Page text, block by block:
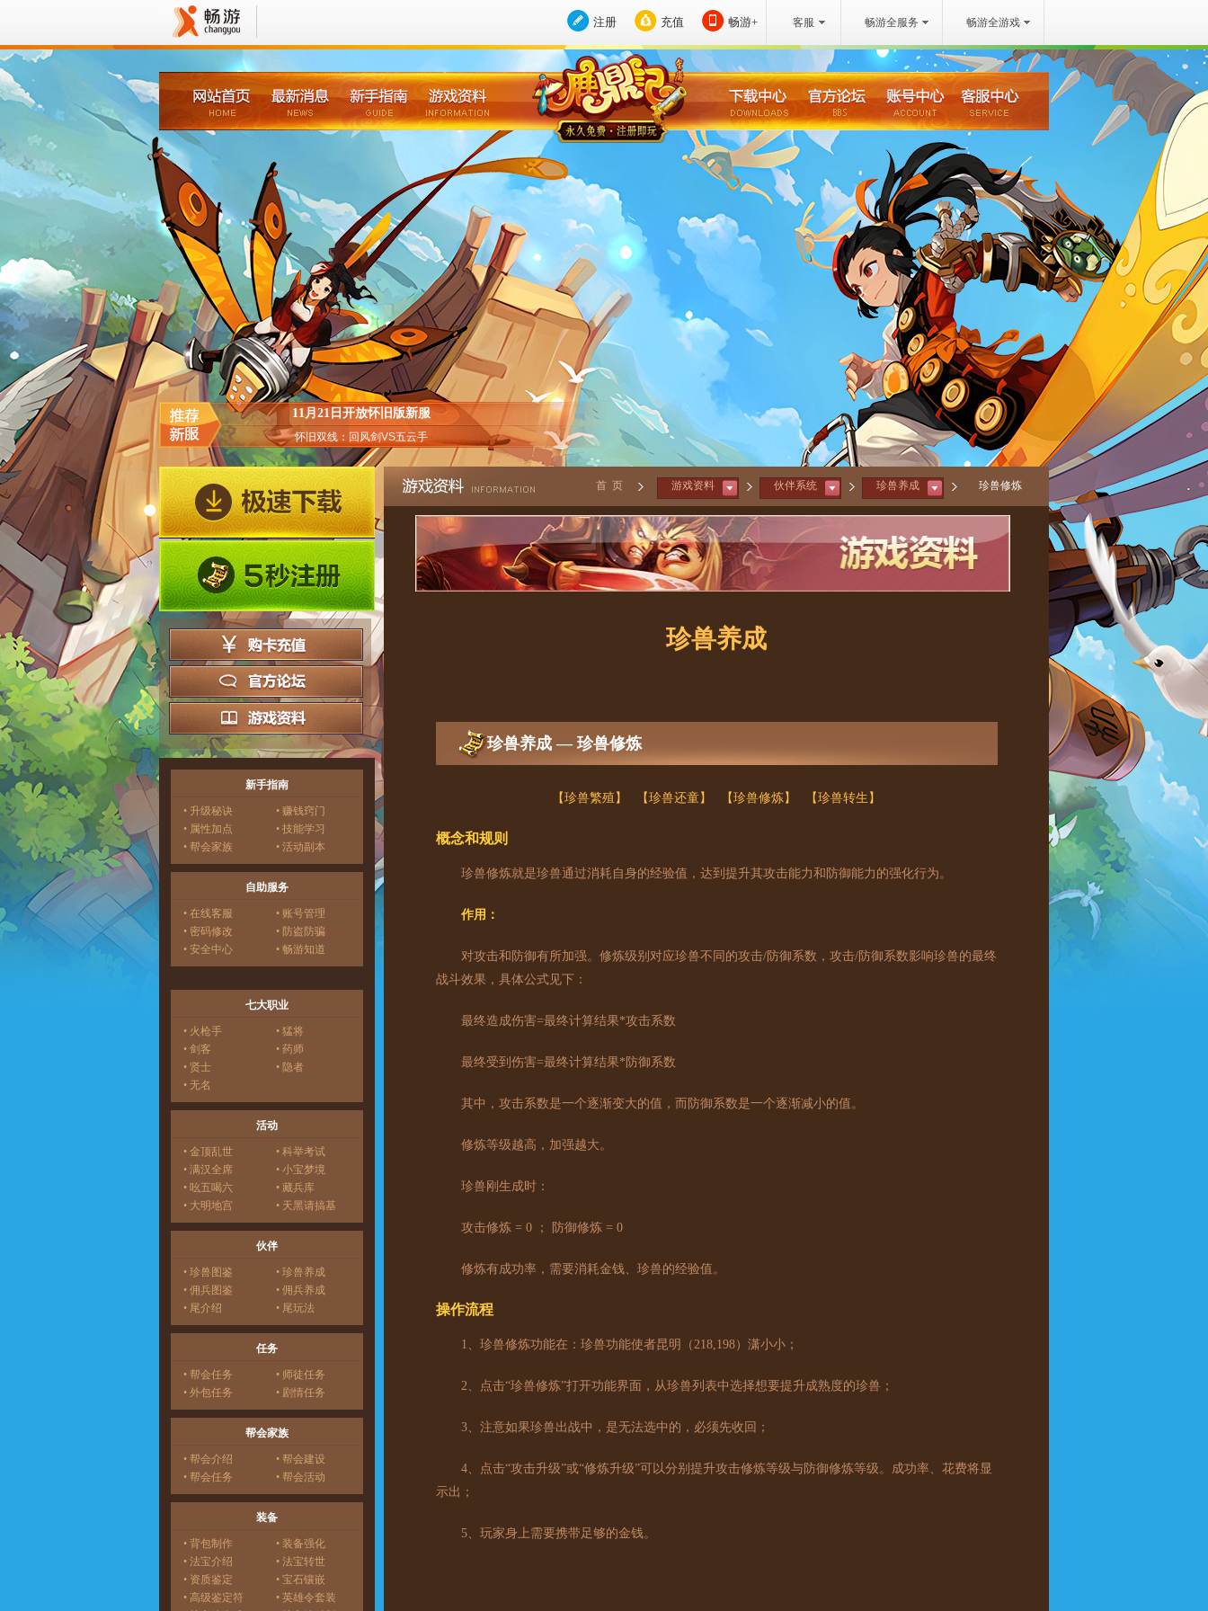
注册 充值 畅游+ 客服 畅游全服务 畅游全游戏
11月21日开放怀旧版新服
怀旧双线：回风剑VS五云手
新手指南
• 升级秘诀
• 赚钱窍门
• 属性加点
• 技能学习
• 帮会家族
• 活动副本
自助服务
• 在线客服
• 账号管理
• 密码修改
• 防盗防骗
• 安全中心
• 畅游知道
七大职业
• 火枪手
• 猛将
• 剑客
• 药师
• 贤士
• 隐者
• 无名
活动
• 金顶乱世
• 科举考试
• 满汉全席
• 小宝梦境
• 吆五喝六
• 藏兵库
• 大明地宫
• 天黑请搞基
伙伴
• 珍兽图鉴
• 珍兽养成
• 佣兵图鉴
• 佣兵养成
• 尾介绍
• 尾玩法
任务
• 帮会任务
• 师徒任务
• 外包任务
• 剧情任务
帮会家族
• 帮会介绍
• 帮会建设
• 帮会任务
• 帮会活动
装备
• 背包制作
• 装备强化
• 法宝介绍
• 法宝转世
• 资质鉴定
• 宝石镶嵌
• 高级鉴定符
• 英雄令套装
首 页 游戏资料 伙伴系统 珍兽养成 珍兽修炼
珍兽养成
珍兽养成 — 珍兽修炼
【珍兽繁殖】 【珍兽还童】 【珍兽修炼】 【珍兽转生】
概念和规则
珍兽修炼就是珍兽通过消耗自身的经验值，达到提升其攻击能力和防御能力的强化行为。
作用：
对攻击和防御有所加强。修炼级别对应珍兽不同的攻击/防御系数，攻击/防御系数影响珍兽的最终
战斗效果，具体公式见下：
最终造成伤害=最终计算结果*攻击系数
最终受到伤害=最终计算结果*防御系数
其中，攻击系数是一个逐渐变大的值，而防御系数是一个逐渐减小的值。
修炼等级越高，加强越大。
珍兽刚生成时：
攻击修炼 = 0 ； 防御修炼 = 0
修炼有成功率，需要消耗金钱、珍兽的经验值。
操作流程
1、珍兽修炼功能在：珍兽功能使者昆明（218,198）潇小小；
2、点击“珍兽修炼”打开功能界面，从珍兽列表中选择想要提升成熟度的珍兽；
3、注意如果珍兽出战中，是无法选中的，必须先收回；
4、点击“攻击升级”或“修炼升级”可以分别提升攻击修炼等级与防御修炼等级。成功率、花费将显
示出；
5、玩家身上需要携带足够的金钱。